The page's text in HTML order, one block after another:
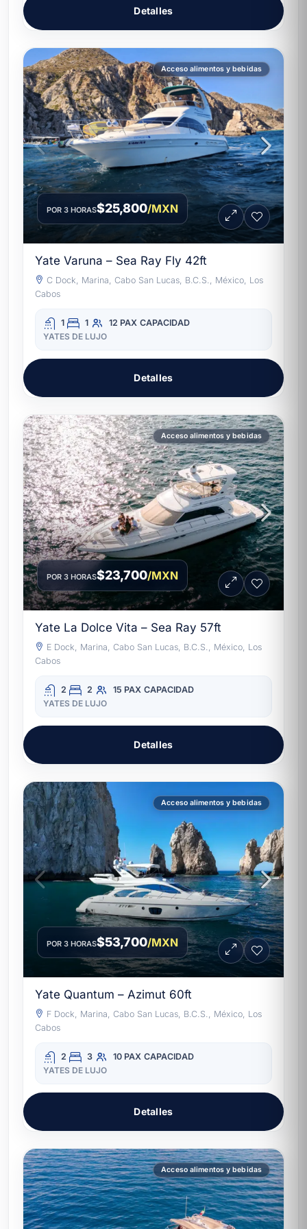
Detalles
Acceso alimentos y bebidas
POR 3 HORAS$25,800/MXN
Yate Varuna – Sea Ray Fly 42ft
C Dock, Marina, Cabo San Lucas, B.C.S., México, Los
Cabos
1 1 12 PAX CAPACIDAD
YATES DE LUJO
Detalles
Acceso alimentos y bebidas
POR 3 HORAS$23,700/MXN
Yate La Dolce Vita – Sea Ray 57ft
E Dock, Marina, Cabo San Lucas, B.C.S., México, Los
Cabos
2 2 15 PAX CAPACIDAD
YATES DE LUJO
Detalles
Acceso alimentos y bebidas
POR 3 HORAS$53,700/MXN
Yate Quantum – Azimut 60ft
F Dock, Marina, Cabo San Lucas, B.C.S., México, Los
Cabos
2 3 10 PAX CAPACIDAD
YATES DE LUJO
Detalles
Acceso alimentos y bebidas